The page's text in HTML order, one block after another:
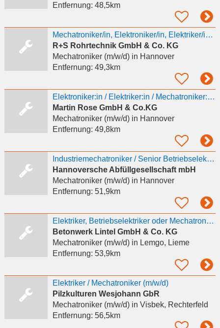
Entfernung: 48,5km
Mechatroniker/in, Elektroniker/in, Elektriker/in (m/w/d) gesucht!
R+S Rohrtechnik GmbH & Co. KG
Mechatroniker (m/w/d)in Hannover
Entfernung: 49,3km
Elektroniker:in / Elektriker:in / Mechatroniker:in für eine Qualifizierung als Signalmechaniker:in
Martin Rose GmbH & Co.KG
Mechatroniker (m/w/d)in Hannover
Entfernung: 49,8km
Industriemechatroniker / Senior Betriebselektriker (m/w/d)
Hannoversche Abfüllgesellschaft mbH
Mechatroniker (m/w/d)in Hannover
Entfernung: 51,9km
Elektriker, Betriebselektriker oder Mechatroniker (m/w/d) Lemgo
Betonwerk Lintel GmbH & Co. KG
Mechatroniker (m/w/d)in Lemgo, Lieme
Entfernung: 53,9km
Elektriker / Mechatroniker (m/w/d)
Pilzkulturen Wesjohann GbR
Mechatroniker (m/w/d)in Visbek, Rechterfeld
Entfernung: 56,5km